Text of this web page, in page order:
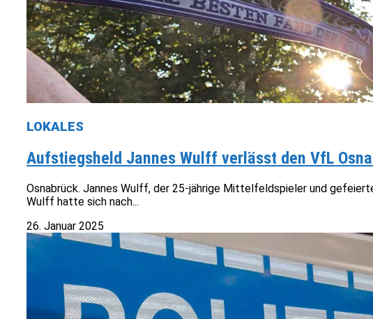
LOKALES
Aufstiegsheld Jannes Wulff verlässt den VfL
Osnabrück. Jannes Wulff, der 25-jährige Mittelfeldspieler und
Wulff hatte sich nach...
26. Januar 2025